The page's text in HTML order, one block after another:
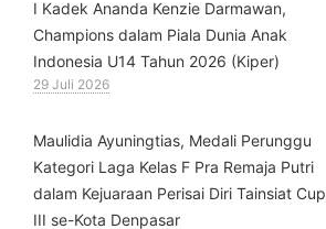
⁠I Kadek Ananda Kenzie Darmawan,
Champions dalam Piala Dunia Anak
Indonesia U14 Tahun 2026 (Kiper)
29 Juli 2026
⁠Maulidia Ayuningtias, Medali Perunggu
Kategori Laga Kelas F Pra Remaja Putri
dalam Kejuaraan Perisai Diri Tainsiat Cup
III se-Kota Denpasar